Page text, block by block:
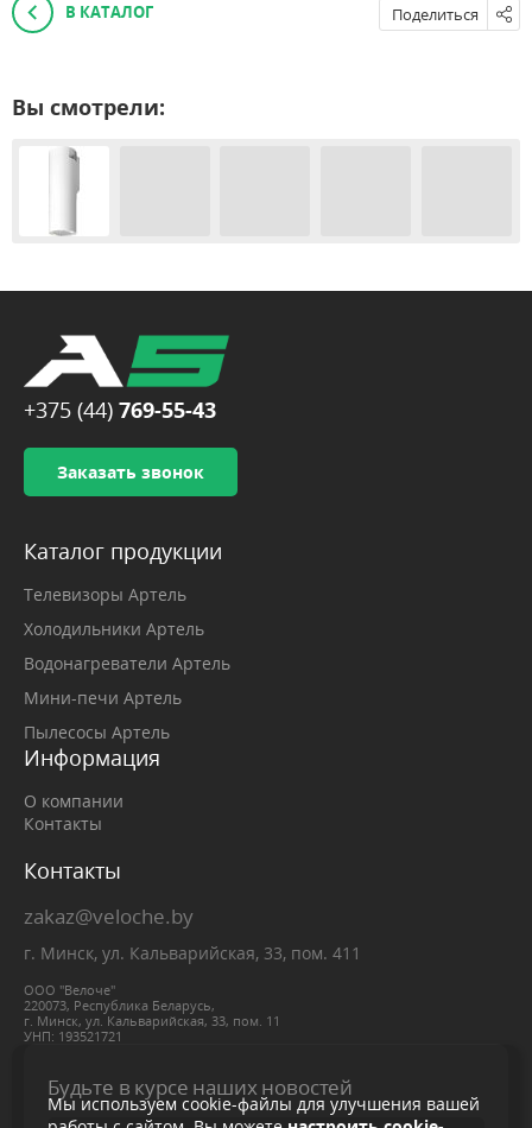
В КАТАЛОГ Поделиться
Вы смотрели:
+375 (44) 769-55-43
Заказать звонок
Каталог продукции
Телевизоры Артель
Холодильники Артель
Водонагреватели Артель
Мини-печи Артель
Пылесосы Артель
Информация
О компании
Контакты
Контакты
zakaz@veloche.by
г. Минск, ул. Кальварийская, 33, пом. 411
ООО "Велоче"
220073, Республика Беларусь,
г. Минск, ул. Кальварийская, 33, пом. 11
УНП: 193521721
Будьте в курсе наших новостей
Мы используем cookie-файлы для улучшения вашей